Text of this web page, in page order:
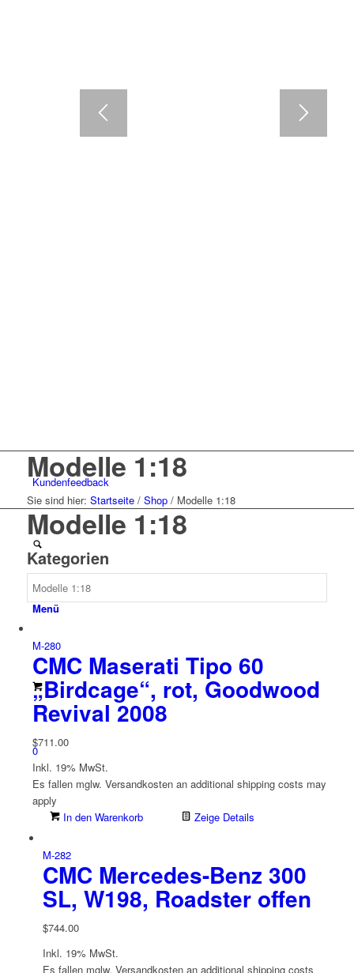
Kundenfeedback
Menü
0
Modelle 1:18
Sie sind hier: Startseite / Shop / Modelle 1:18
Modelle 1:18
Kategorien
M-280
CMC Maserati Tipo 60
„Birdcage“, rot, Goodwood
Revival 2008
$711.00
Inkl. 19% MwSt.
Es fallen mglw. Versand­kosten an additional shipping costs may
apply
In den Warenkorb
Zeige Details
M-282
CMC Mercedes-Benz 300
SL, W198, Roadster offen
$744.00
Inkl. 19% MwSt.
Es fallen mglw. Versand­kosten an additional shipping costs